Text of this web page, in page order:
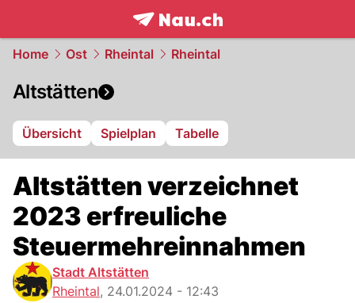
frontpage.NAU.ch
Home Ost Rheintal Rheintal
Altstätten
Übersicht Spielplan Tabelle
Altstätten verzeichnet
2023 erfreuliche
Steuermehreinnahmen
Stadt Altstätten
Rheintal, 24.01.2024 - 12:43